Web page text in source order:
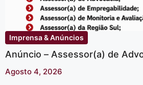
Imprensa & Anúncios
Anúncio – Assessor(a) de
Agosto 4, 2026